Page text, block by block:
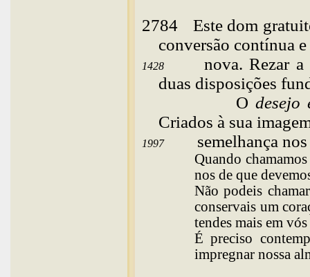
2784 Este dom
conversão contínua
1428 nova. Rezar
duas disposições
O desejo
Criados à sua
1997 semelhança
Quando
nos de que
Não podeis
conservais um
tendes mais em
É preciso
impregnar nossa